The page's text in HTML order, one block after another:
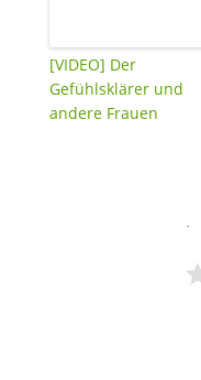
[VIDEO] Der
Gefühlsklärer und
andere Frauen